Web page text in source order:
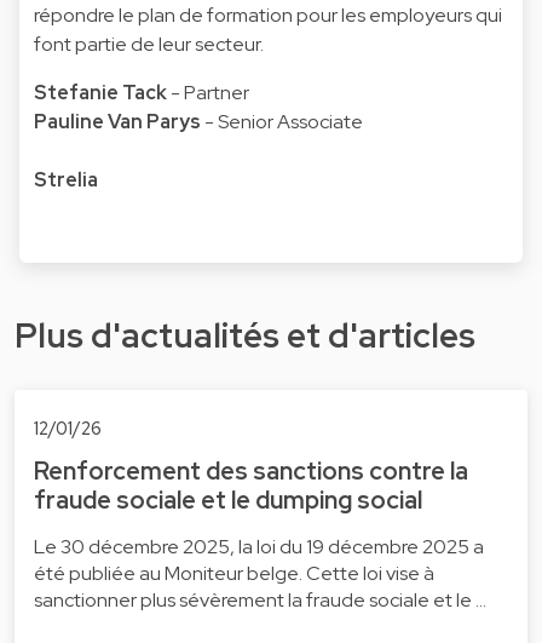
répondre le plan de formation pour les employeurs qui
font partie de leur secteur.
Stefanie Tack- Partner
Pauline Van Parys - Senior Associate
Strelia
Plus d'actualités et d'articles
12/01/26
Renforcement des sanctions contre la
fraude sociale et le dumping social
Le 30 décembre 2025, la loi du 19 décembre 2025 a
été publiée au Moniteur belge. Cette loi vise à
sanctionner plus sévèrement la fraude sociale et le …